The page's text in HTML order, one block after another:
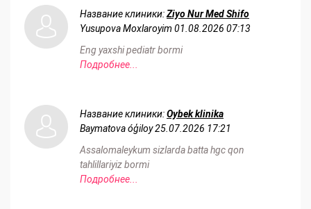
Название клиники:Ziyo Nur Med Shifo
Yusupova Moxlaroyim 01.08.2026 07:13
Eng yaxshi pediatr bormi
Подробнее...
Название клиники:Oybek klinika
Baymatova óģiloy25.07.2026 17:21
Assalomaleykum sizlarda batta hgc qon
tahlillariyiz bormi
Подробнее...